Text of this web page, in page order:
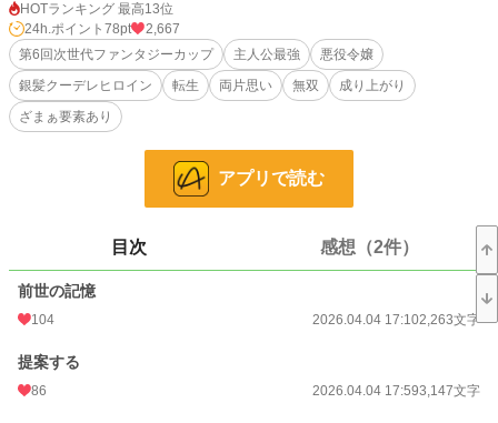
同時に自分が推していた女性だということを。
そのことに今更気づいた自分にうんざりしつつも、罪悪感もあって放って置けず
に彼女を救うことに。
すると何故か、彼女が自分に輿入れする流れになる。
戸惑いつつも彼女を知っていき、ゲームとは関係なく彼女自身に惹かれていく。
これは不器用な悪役令嬢と、そんな彼女に惹かれていくバーサーカーのラブコメ
ファンタジー
お気に入り
24h.ポイント
HOTランキング 最高13位
24h.ポイント 78pt
2,667
第6回次世代ファンタジーカップ
主人公最強
悪役令嬢
銀髪クーデレヒロイン
転生 両片思い 無双
成り上がり
ざまぁ要素あり
アプリで読む
目次 感想（2件）
前世の記憶
104 2026.04.04 17:102,263文字
提案する
86 2026.04.04 17:593,147文字